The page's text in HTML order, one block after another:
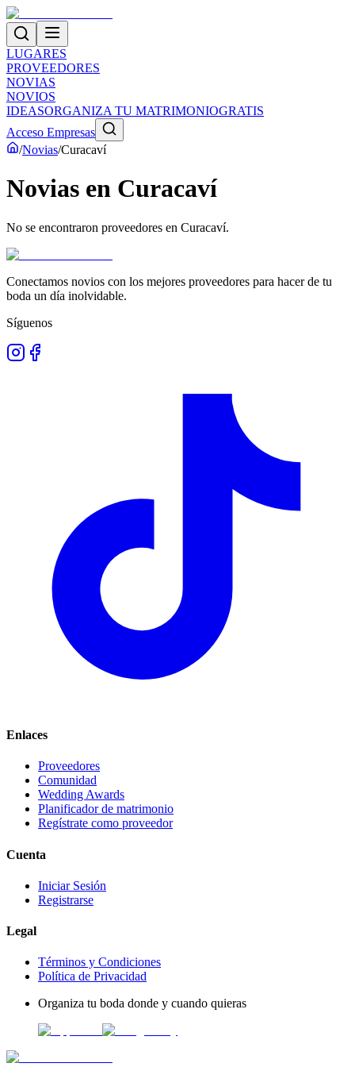
LUGARES
PROVEEDORES
NOVIAS
NOVIOS
IDEASORGANIZA TU MATRIMONIOGRATIS
Acceso Empresas
/Novias/Curacaví
Novias en Curacaví
No se encontraron proveedores en Curacaví.
Conectamos novios con los mejores proveedores para hacer de tu
boda un día inolvidable.
Síguenos
Enlaces
Proveedores
Comunidad
Wedding Awards
Planificador de matrimonio
Regístrate como proveedor
Cuenta
Iniciar Sesión
Registrarse
Legal
Términos y Condiciones
Política de Privacidad
Organiza tu boda donde y cuando quieras